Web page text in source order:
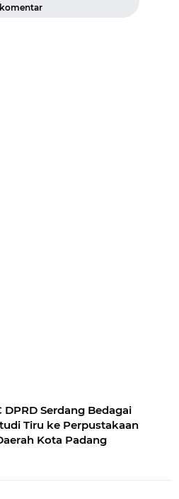
komentar
DPRD Serdang Bedagai
Tiru ke Perpustakaan
Kota Padang